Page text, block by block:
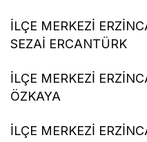
İLÇE MERKEZİ
SEZAİ ERCANTÜRK
İLÇE MERKEZİ
ÖZKAYA
İLÇE MERKEZİ